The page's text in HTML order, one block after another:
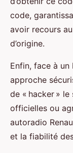
code,
avoir recours
d’origine.
Enfin, face à
approche
de « hacker »
officielles ou
autoradio
et la fiabilité